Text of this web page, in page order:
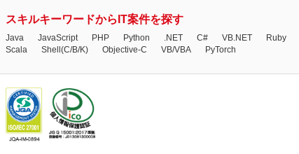
スキルキーワードからIT案件を探す
Java JavaScript PHP Python .NET C# VB.NET Ruby
Scala
Shell(C/B/K) Objective-C VB/VBA PyTorch